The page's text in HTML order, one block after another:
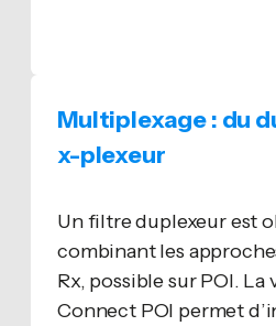
Multiplexage : du
x-plexeur
Un filtre duplexeur est
combinant les
Rx, possible sur POI.
Connect POI permet